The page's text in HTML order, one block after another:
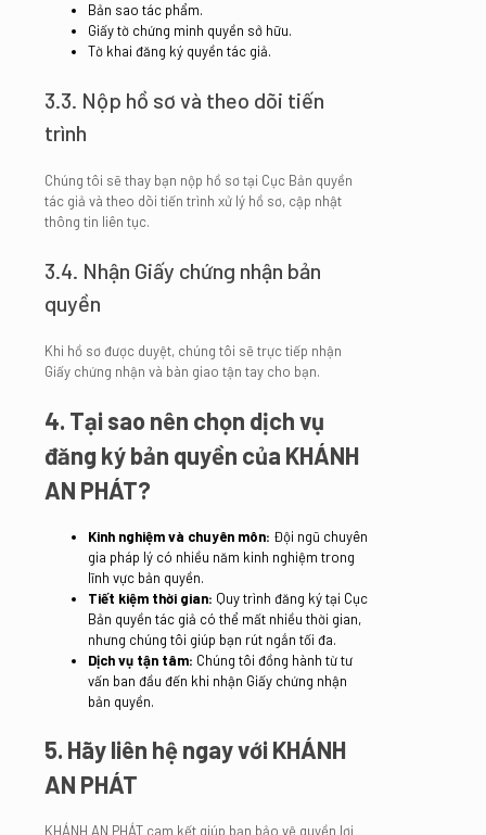
Bản sao tác phẩm.
Giấy tờ chứng minh quyền sở hữu.
Tờ khai đăng ký quyền tác giả.
3.3. Nộp hồ sơ và theo dõi tiến
trình
Chúng tôi sẽ thay bạn nộp hồ sơ tại Cục Bản quyền
tác giả và theo dõi tiến trình xử lý hồ sơ, cập nhật
thông tin liên tục.
3.4. Nhận Giấy chứng nhận bản
quyền
Khi hồ sơ được duyệt, chúng tôi sẽ trực tiếp nhận
Giấy chứng nhận và bàn giao tận tay cho bạn.
4. Tại sao nên chọn dịch vụ
đăng ký bản quyền của KHÁNH
AN PHÁT?
Kinh nghiệm và chuyên môn: Đội ngũ chuyên
gia pháp lý có nhiều năm kinh nghiệm trong
lĩnh vực bản quyền.
Tiết kiệm thời gian: Quy trình đăng ký tại Cục
Bản quyền tác giả có thể mất nhiều thời gian,
nhưng chúng tôi giúp bạn rút ngắn tối đa.
Dịch vụ tận tâm: Chúng tôi đồng hành từ tư
vấn ban đầu đến khi nhận Giấy chứng nhận
bản quyền.
5. Hãy liên hệ ngay với KHÁNH
AN PHÁT
KHÁNH AN PHÁT cam kết giúp bạn bảo vệ quyền lợi